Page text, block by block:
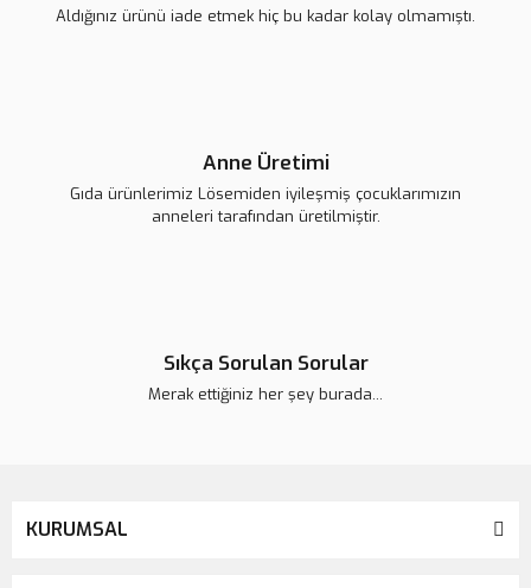
Aldığınız ürünü iade etmek hiç bu kadar kolay olmamıştı.
Anne Üretimi
Gıda ürünlerimiz Lösemiden iyileşmiş çocuklarımızın
anneleri tarafından üretilmiştir.
Sıkça Sorulan Sorular
Merak ettiğiniz her şey burada...
KURUMSAL